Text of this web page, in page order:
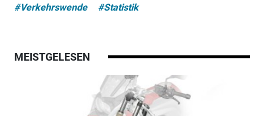
#Verkehrswende
#Statistik
MEISTGELESEN